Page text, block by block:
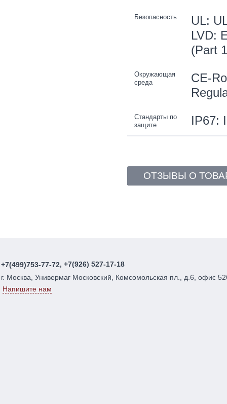
Безопасность
UL:
LVD:
(Part
Окружающая
среда
CE-
Стандарты по
защите
IP67:
ОТЗЫВЫ О
+7(499)753-77-72, +7(926) 527-17-18
г. Москва, Универмаг Московский, Комсомольская пл., д.6, офис
Напишите нам